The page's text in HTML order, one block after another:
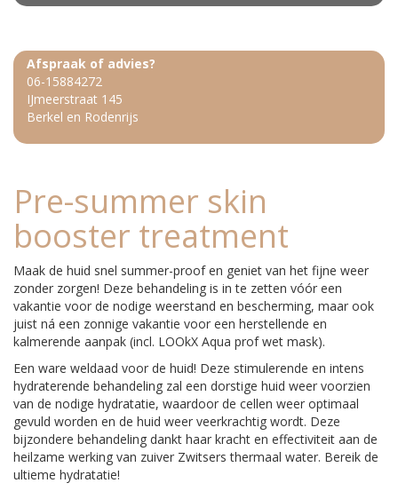
Afspraak of advies?
06-15884272
IJmeerstraat 145
Berkel en Rodenrijs
Pre-summer skin
booster treatment
Maak de huid snel summer-proof en geniet van het fijne weer
zonder zorgen! Deze behandeling is in te zetten vóór een
vakantie voor de nodige weerstand en bescherming, maar ook
juist ná een zonnige vakantie voor een herstellende en
kalmerende aanpak (incl. LOOkX Aqua prof wet mask).
Een ware weldaad voor de huid! Deze stimulerende en intens
hydraterende behandeling zal een dorstige huid weer voorzien
van de nodige hydratatie, waardoor de cellen weer optimaal
gevuld worden en de huid weer veerkrachtig wordt. Deze
bijzondere behandeling dankt haar kracht en effectiviteit aan de
heilzame werking van zuiver Zwitsers thermaal water. Bereik de
ultieme hydratatie!